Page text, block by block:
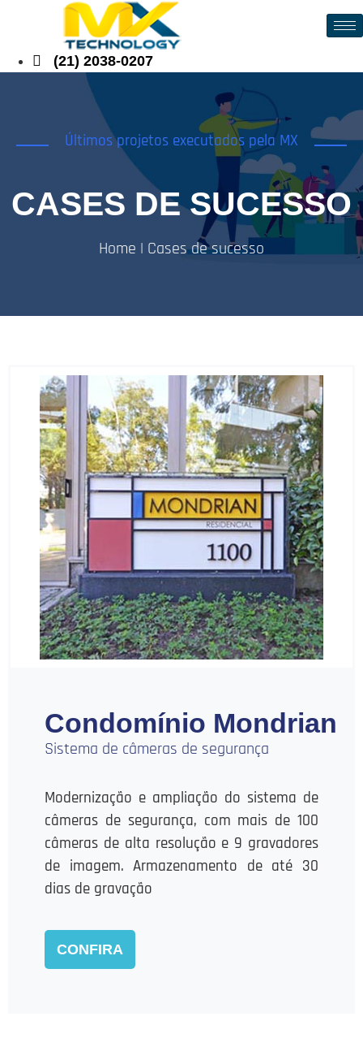
(21) 2038-0207
Últimos projetos executados pela MX
CASES DE SUCESSO
Home | Cases de sucesso
Condomínio Mondrian
Sistema de câmeras de segurança
Modernização e ampliação do sistema de
câmeras de segurança, com mais de 100
câmeras de alta resolução e 9 gravadores
de imagem. Armazenamento de até 30
dias de gravação
CONFIRA